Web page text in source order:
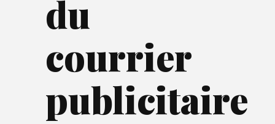
du
courrier
publicitaire